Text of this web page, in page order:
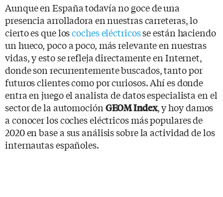
Aunque en España todavía no goce de una
presencia arrolladora en nuestras carreteras, lo
cierto es que loscoches eléctricosse están haciendo
un hueco, poco a poco, más relevante en nuestras
vidas, y esto se refleja directamente en Internet,
donde son recurrentemente buscados, tanto por
futuros clientes como por curiosos. Ahí es donde
entra en juego el analista de datos especialista en el
sector de la automoción GEOM Index, y hoy damos
a conocer los coches eléctricos más populares de
2020 en base a sus análisis sobre la actividad de los
internautas españoles.